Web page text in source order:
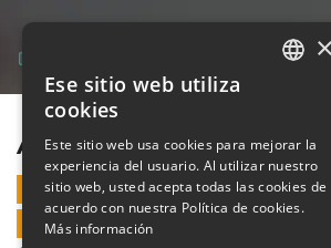
ANCHE
ANCHE NOI SCETTICI
28 ABRIL 2024 - 21:00
LAS VENTAS EN LÍNEA
SPANISH
×
Ese sitio web utiliza
cookies
Este sitio web usa cookies para mejorar la
experiencia del usuario. Al utilizar nuestro
sitio web, usted acepta todas las cookies de
acuerdo con nuestra Política de cookies.
Más información